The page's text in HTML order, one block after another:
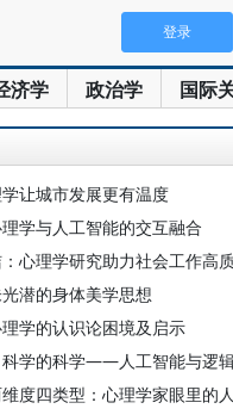
济学 政治学 国际
登录
让城市发展更有温度
学与人工智能的交互融合
心理学研究助力社会工作高
潜的身体美学思想
学的认识论困境及启示
的科学——人工智能与逻辑学、语言学、
度四类型：心理学家眼里的